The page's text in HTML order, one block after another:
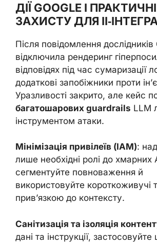
ДІЇ GOOGLE І
ЗАХИСТУ ДЛЯ
Після повідомлення дослідників
відключила рендеринг
відповідях під час сумаризації
додаткові запобіжники проти
Уразливості закрито, але кейс
багатошарових guardrails LLM
інструментом атаки.
Мінімізація привілеїв (IAM):
лише необхідні ролі до хмарних
сегментуйте повноваження й
використовуйте короткоживучі
прив’язкою до контексту.
Санітизація та ізоляція
дані та інструкції,